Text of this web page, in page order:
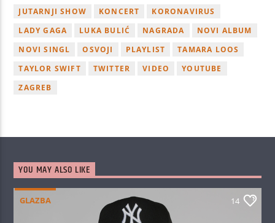
JUTARNJI SHOW
KONCERT
KORONAVIRUS
LADY GAGA
LUKA BULIĆ NAGRADA
NOVI ALBUM
NOVI SINGL
OSVOJI PLAYLIST
TAMARA LOOS
TAYLOR SWIFT
TWITTER VIDEO
YOUTUBE
ZAGREB
YOU MAY ALSO LIKE
GLAZBA 14